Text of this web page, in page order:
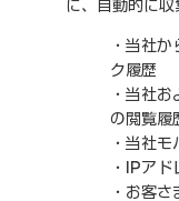
に、自動的に
・当社
ク履歴
・当社
の閲覧履
・当社
・IPアド
・お客